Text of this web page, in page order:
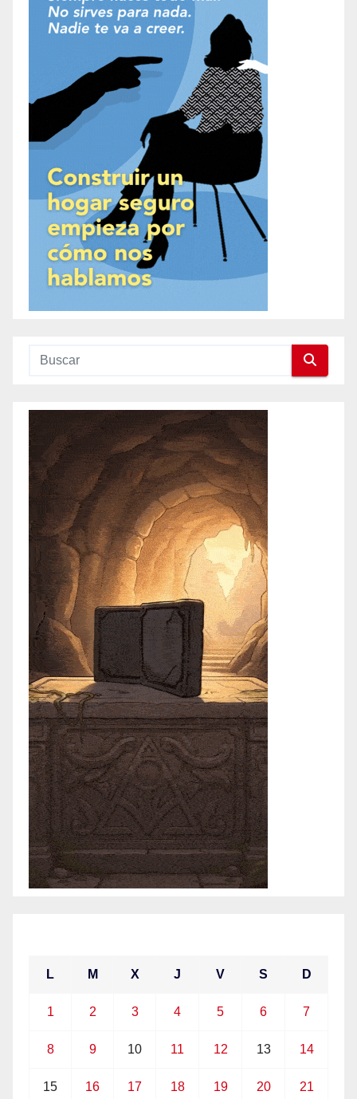
L M X J V S D
1 2 3 4 5 6 7
8 9 10 11 12 13 14
15 16 17 18 19 20 21